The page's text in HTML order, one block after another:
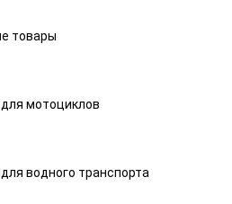
товары
мотоциклов
водного транспорта